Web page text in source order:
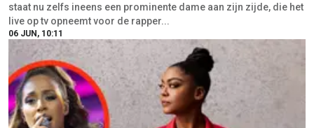
staat nu zelfs ineens een prominente dame aan zijn zijde, die het
live op tv opneemt voor de rapper...
06 JUN, 10:11